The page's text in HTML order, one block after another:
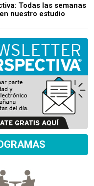
Todas las semanas
nuestro estudio